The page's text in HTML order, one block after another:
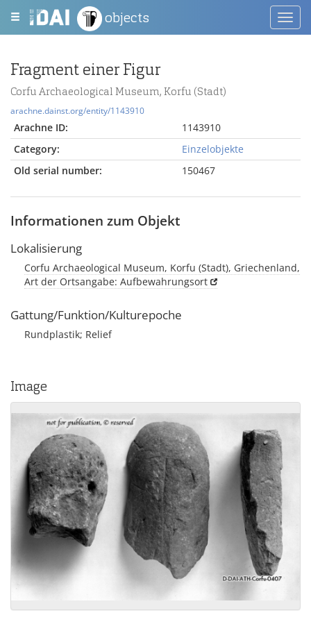
objects
Fragment einer Figur
Corfu Archaeological Museum, Korfu (Stadt)
arachne.dainst.org/entity/1143910
Arachne ID:
1143910
Category:
Einzelobjekte
Old serial number:
150467
Informationen zum Objekt
Lokalisierung
Corfu Archaeological Museum, Korfu (Stadt), Griechenland,
Art der Ortsangabe: Aufbewahrungsort
Gattung/Funktion/Kulturepoche
Rundplastik; Relief
Image